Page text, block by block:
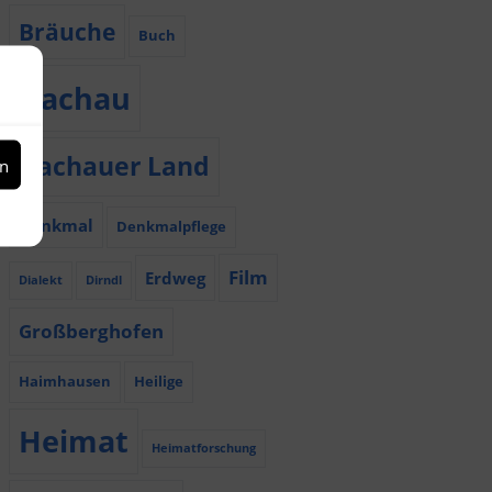
Bräuche Buch
Dachau
Dachauer Land
Denkmal Denkmalpflege
Dialekt Dirndl Erdweg Film
Großberghofen
Haimhausen Heilige
Heimat Heimatforschung